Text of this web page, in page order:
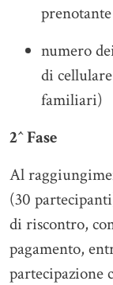
prenotante
numero
di
familiari)
2^ Fase
Al
(30
di riscontro,
pagamento,
partecipazione